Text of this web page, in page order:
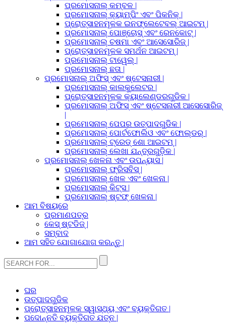
ପ୍ରମୋସନାଲ୍ କମ୍ବଳ |
ପ୍ରମୋସନାଲ୍ କ୍ୟାମ୍ପିଂ ଏବଂ ପିକନିକ୍ |
ପ୍ରୋତ୍ସାହନମୂଳକ ଇନଫ୍ଲେଟେବଲ୍ ଆଇଟମ୍ |
ପ୍ରମୋସନାଲ୍ ପୋଞ୍ଚୋସ୍ ଏବଂ ରେନକୋଟ୍ |
ପ୍ରମୋସନାଲ୍ ଚଷମା ଏବଂ ଆସେସୋରିଜ୍ |
ପ୍ରୋତ୍ସାହନମୂଳକ ସମର୍ଥନ ଆଇଟମ୍ |
ପ୍ରମୋସନାଲ୍ ଟାୱେଲ୍ |
ପ୍ରମୋସନାଲ୍ ଛତା |
ପ୍ରମୋସନାଲ୍ ଅଫିସ୍ ଏବଂ ଷ୍ଟେସନାରୀ |
ପ୍ରମୋସନାଲ୍ କାଲକୁଲେଟର |
ପ୍ରୋତ୍ସାହନମୂଳକ କ୍ୟାଲେଣ୍ଡରଗୁଡିକ |
ପ୍ରମୋସନାଲ୍ ଅଫିସ୍ ଏବଂ ଷ୍ଟେସନାରୀ ଆସେସୋରିଜ୍
|
ପ୍ରମୋସନାଲ୍ ପେପର ଉତ୍ପାଦଗୁଡିକ |
ପ୍ରମୋସନାଲ୍ ପୋର୍ଟଫୋଲିଓ ଏବଂ ଫୋଲ୍ଡର୍ |
ପ୍ରମୋସନାଲ୍ ଟ୍ରେଡ୍ ଶୋ ଆଇଟମ୍ |
ପ୍ରମୋସନାଲ୍ ଲେଖା ଯନ୍ତ୍ରଗୁଡ଼ିକ |
ପ୍ରମୋସନାଲ୍ ଖେଳନା ଏବଂ ଉପନ୍ୟାସ |
ପ୍ରମୋସନାଲ୍ ଫ୍ରିସବିସ୍ |
ପ୍ରମୋସନାଲ୍ ଖେଳ ଏବଂ ଖେଳନା |
ପ୍ରମୋସନାଲ୍ କିଟ୍ସ |
ପ୍ରମୋସନାଲ୍ ଷ୍ଟଫ୍ ଖେଳନା |
ଆମ ବିଷୟରେ
ପ୍ରମାଣପତ୍ର
କେସ୍ ଷ୍ଟଡିଜ୍ |
ସମ୍ବାଦ
ଆମ ସହିତ ଯୋଗାଯୋଗ କରନ୍ତୁ |
ଘର
ଉତ୍ପାଦଗୁଡିକ
ପ୍ରୋତ୍ସାହନମୂଳକ ସ୍ୱାସ୍ଥ୍ୟ ଏବଂ ବ୍ୟକ୍ତିଗତ |
ପଦୋନ୍ନତି ବ୍ୟକ୍ତିଗତ ଯତ୍ନ |